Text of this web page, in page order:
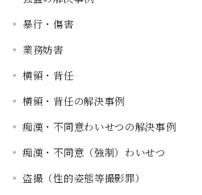
暴行・傷害
業務妨害
横領・背任
横領・背任の解決事例
痴漢・不同意わいせつの解決事例
痴漢・不同意（強制）わいせつ
盗撮（性的姿態等撮影罪）